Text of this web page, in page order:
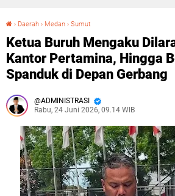
› Daerah › Medan › Sumut
Ketua Buruh Mengaku
Kantor Pertamina, Hingga
Spanduk di Depan Gerbang
ADMINISTRASI
Rabu, 24 Juni 2026, 09.14 WIB